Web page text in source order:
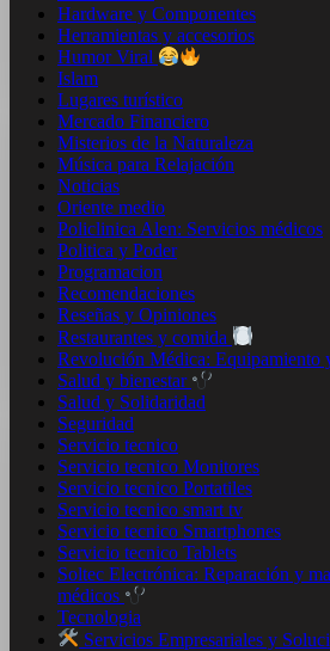
Hardware y Componentes
Herramientas y accesorios
Humor Viral
Islam
Lugares turístico
Mercado Financiero
Misterios de la Naturaleza
Música para Relajación
Noticias
Oriente medio
Policlinica Alen: Servicios médicos
Politica y Poder
Programacion
Recomendaciones
Reseñas y Opiniones
Restaurantes y comida
Revolución Médica: Equipamiento
Salud y bienestar
Salud y Solidaridad
Seguridad
Servicio tecnico
Servicio tecnico Monitores
Servicio tecnico Portatiles
Servicio tecnico smart tv
Servicio tecnico Smartphones
Servicio tecnico Tablets
Soltec Electrónica: Reparación y
médicos
Tecnologia
Servicios Empresariales y